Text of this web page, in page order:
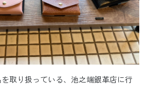
取り扱っている、池之端銀革店に行